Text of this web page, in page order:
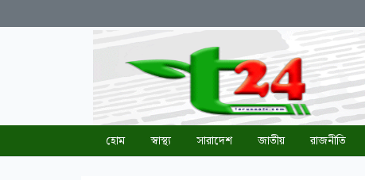
হোম স্বাস্থ্য সারাদেশ জাতীয় রাজনীতি